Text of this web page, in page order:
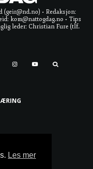
(geir@nd.no) • Redaksjon:
kom@nattogdag.no • Tips
leder: Christian Fure (tlf.
Les mer